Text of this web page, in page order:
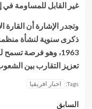
غير القابل للمساومة
وتجدر الإشارة أن القارة
1963، وهو فرصة
تعزيز التقارب بين
Tags: اخبار افريقيا
السابق